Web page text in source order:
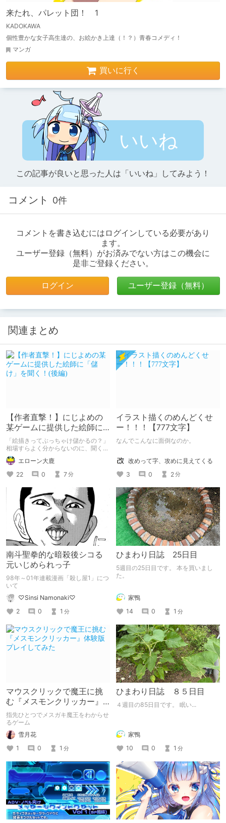
来たれ、パレット団！ 1
KADOKAWA
個性豊かな女子高生達の、お絵かき上達（！？）青春コメディ！
マンガ
買いに行く
いいね
この記事が良いと思った人は「いいね」してみよう！
コメント 0件
コメントを書き込むにはログインしている必要があり
ます。
ユーザー登録（無料）がお済みでない方はこの機会に
是非ご登録ください。
ログイン ユーザー登録（無料）
関連まとめ
【作者直撃！】にじよめの
某ゲームに提供した絵師に
「儲け」を聞く！(後編)
「絵描きってぶっちゃけ儲かるの？」
相場すらよく分からないのに、聞くに
聞けないこの質問。 数年前にお世話
になった方が、昨年は個人依頼22件、
今年に入ってからは「にじよめ」の某
ゲームにイラストを提供と、何だかす
ごいことになっていたので、「ぶっち
ゃけ話」を聞いてみました。 今回の
作者直撃は「前後編」。後編では、
「背景の描き方」についてや「細かい
依頼対応状況」について直撃！
エローン大鹿
22
0 7分
イラスト描くのめんどくせ
ー！！！【777文字】
なんでこんなに面倒なのか。
改めって字、攻めに見えてくる
3
0 2分
南斗聖拳的な暗殺後シコる
元いじめられっ子
98年～01年連載漫画「殺し屋1」につ
いて
♡Sinsi Namonaki♡
2
0 1 分
ひまわり日誌 25日目
5週目の25日目です。 本を買いまし
た。
家鴨
14
0 1 分
マウスクリックで魔王に挑
む『メスモンクリッカー』
体験版プレイしてみた
指先ひとつでメスガキ魔王をわからせ
るゲーム
雪月花
1
0 1 分
ひまわり日誌 ８５日目
４週目の85日目です。 眠い...
家鴨
10
0 1 分